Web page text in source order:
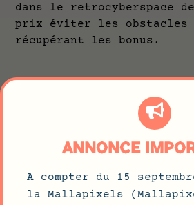
ANNONCE
A compter du 15
la Mallapixels
dans le retrocyberspace
prix éviter les obstacles
récupérant les bonus.